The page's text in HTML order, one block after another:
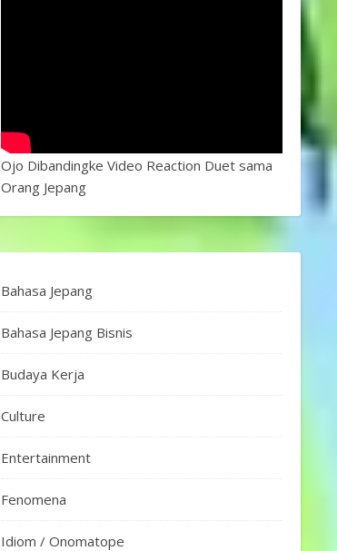
Ojo Dibandingke Video Reaction Duet sama
Orang Jepang
Bahasa Jepang
Bahasa Jepang Bisnis
Budaya Kerja
Culture
Entertainment
Fenomena
Idiom / Onomatope